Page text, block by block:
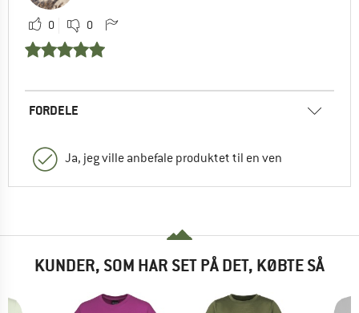
0 0
FORDELE
Ja, jeg ville anbefale produktet til en ven
KUNDER, SOM HAR SET PÅ DET, KØBTE SÅ